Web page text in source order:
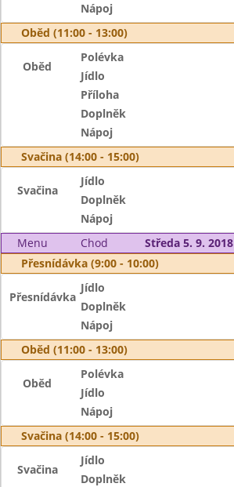
Nápoj
Oběd (11:00 - 13:00)
Oběd
Polévka
Jídlo
Příloha
Doplněk
Nápoj
Svačina (14:00 - 15:00)
Svačina
Jídlo
Doplněk
Nápoj
Menu
Chod
Středa 5. 9. 2018
Přesnídávka (9:00 - 10:00)
Přesnídávka
Jídlo
Doplněk
Nápoj
Oběd (11:00 - 13:00)
Oběd
Polévka
Jídlo
Nápoj
Svačina (14:00 - 15:00)
Svačina
Jídlo
Doplněk